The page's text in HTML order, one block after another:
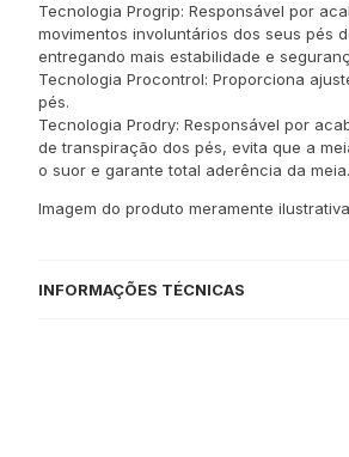
Tecnologia Progrip: Responsável por
movimentos involuntários dos seus pés
entregando mais estabilidade e
Tecnologia Procontrol: Proporciona
pés.
Tecnologia Prodry: Responsável por
de transpiração dos pés, evita que a
o suor e garante total aderência da meia.
Imagem do produto meramente
INFORMAÇÕES TÉCNICAS